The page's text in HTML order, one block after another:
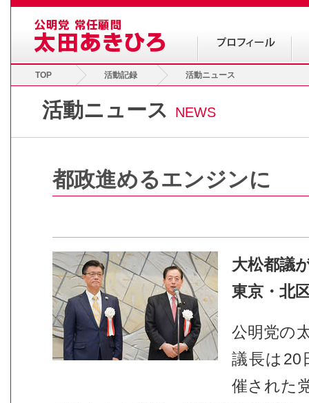
TOP 活動記録 活動ニュース
活動ニュース NEWS
都政進めるエンジンに
大松都議
東京・北
公明党の
議長は20
催された